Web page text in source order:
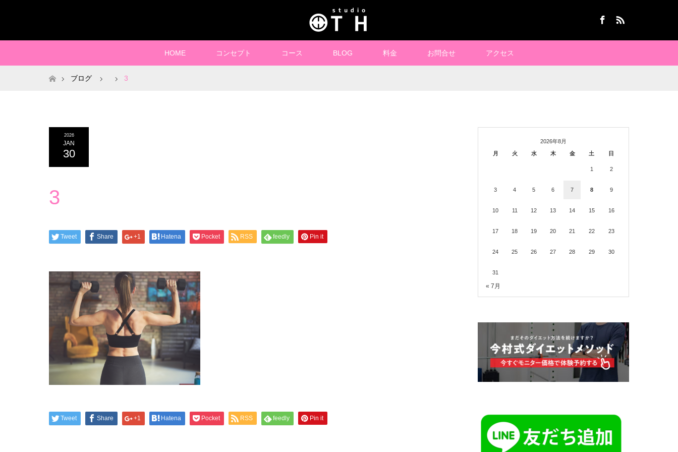
HOME コンセプト コース BLOG 料金 お問合せ アクセス
ホームブログ 3
2026
JAN
30
3
Tweet Share +1 Hatena Pocket RSS feedly Pin it
Tweet Share +1 Hatena Pocket RSS feedly Pin it
2026年8月
月
火 水 木 金 土 日
1 2
3 4 5 6 7 8 9
10 11 12 13 14 15 16
17 18 19 20 21 22 23
24 25 26 27 28 29 30
31
« 7月